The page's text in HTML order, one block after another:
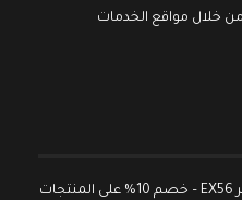
من خلال مواقع الخدمات
كود خصم سبورتر EX56 – خصم 10% على المنتجات